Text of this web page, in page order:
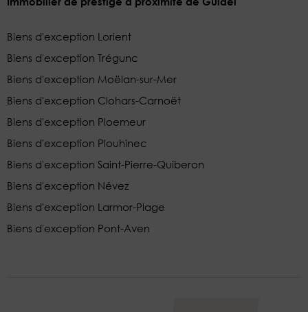
Biens d'exception Lorient
Biens d'exception Trégunc
Biens d'exception Moëlan-sur-Mer
Biens d'exception Clohars-Carnoët
Biens d'exception Ploemeur
Biens d'exception Plouhinec
Biens d'exception Saint-Pierre-Quiberon
Biens d'exception Névez
Biens d'exception Larmor-Plage
Biens d'exception Pont-Aven